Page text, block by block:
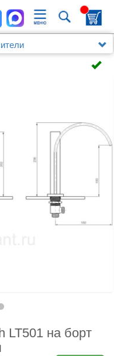
борт ванны
LT501 на борт